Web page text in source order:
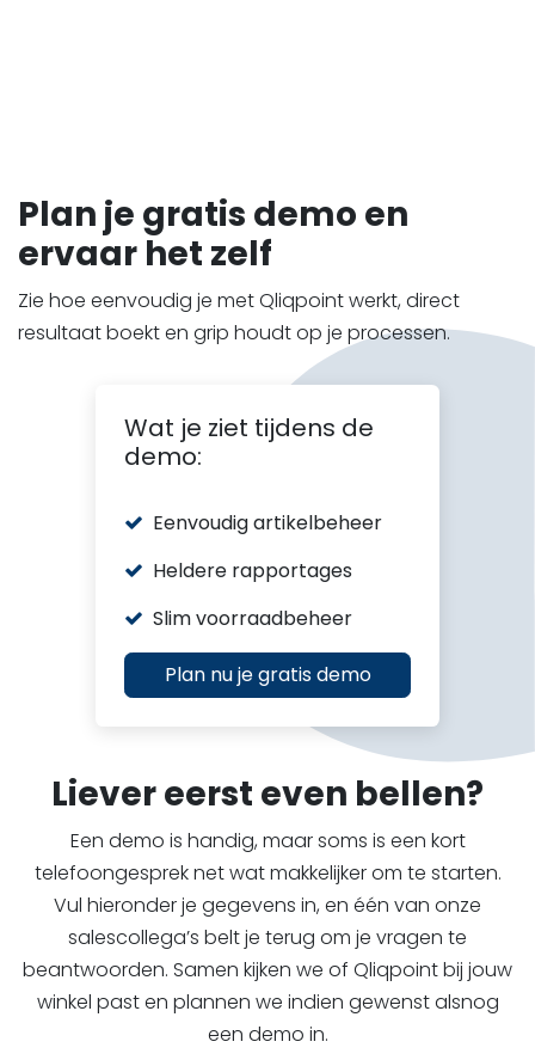
Plan je gratis demo en
ervaar het zelf
Zie hoe eenvoudig je met Qliqpoint werkt, direct
resultaat boekt en grip houdt op je processen.
Wat je ziet tijdens de
demo:
Eenvoudig artikelbeheer
Heldere rapportages
Slim voorraadbeheer
Plan nu je gratis demo
Liever eerst even bellen?
Een demo is handig, maar soms is een kort
telefoongesprek net wat makkelijker om te starten.
Vul hieronder je gegevens in, en één van onze
salescollega’s belt je terug om je vragen te
beantwoorden. Samen kijken we of Qliqpoint bij jouw
winkel past en plannen we indien gewenst alsnog
een demo in.